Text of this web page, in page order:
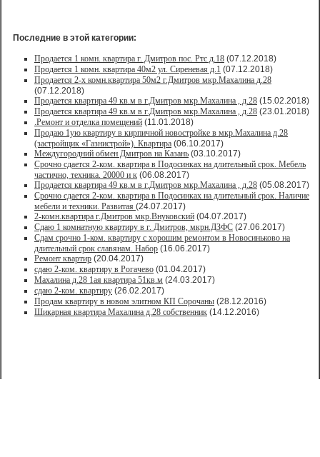
Последние в этой категории:
Продается 1 комн. квартира г. Дмитров пос. Ртс д.18 (07.12.2018)
Продается 1 комн. квартира 40м2 ул. Сиреневая д.1 (07.12.2018)
Продается 2-х комн.квартира 50м2 г.Дмитров мкр.Махалина д.28
(07.12.2018)
Продается квартира 49 кв.м в г.Дмитров мкр.Махалина , д.28 (15.02.2018)
Продается квартира 49 кв.м в г.Дмитров мкр.Махалина , д.28 (23.01.2018)
.Ремонт и отделка помещений (11.01.2018)
Продаю 1ую квартиру в кирпичной новостройке в мкр.Махалина д.28
(застройщик «Газнистрой»). Квартира (06.10.2017)
Междугородний обмен Дмитров на Казань (03.10.2017)
Срочно сдается 2-ком. квартира в Подосинках на длительный срок. Мебель
частично, техника. 20000 и к (06.08.2017)
Продается квартира 49 кв.м в г.Дмитров мкр.Махалина , д.28 (05.08.2017)
Срочно сдается 2-ком. квартира в Подосинках на длительный срок. Наличие
мебели и техники. Развитая (24.07.2017)
2-комн.квартира г.Дмитров мкр.Внуковский (04.07.2017)
Сдаю 1 комнатную квартиру в г. Дмитров, мкрн.ДЗФС (27.06.2017)
Сдам срочно 1-ком. квартиру с хорошим ремонтом в Новосиньково на
длительный срок славянам. Набор (16.06.2017)
Ремонт квартир (20.04.2017)
сдаю 2-ком. квартиру в Рогачево (01.04.2017)
Махалина д.28 1ая квартира 51кв.м (24.03.2017)
сдаю 2-ком. квартиру (26.02.2017)
Продам квартиру в новом элитном КП Сорочаны (28.12.2016)
Шикарная квартира Махалина д.28 собственник (14.12.2016)